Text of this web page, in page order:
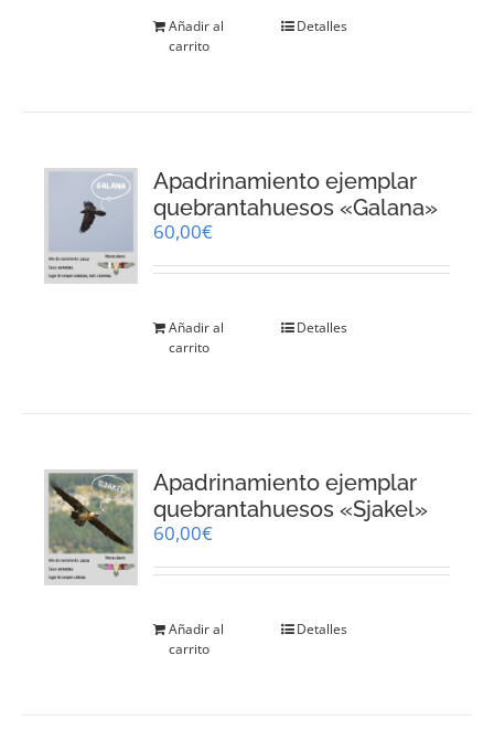
Añadir al
carrito
Detalles
Apadrinamiento ejemplar
quebrantahuesos «Galana»
60,00€
Añadir al
carrito
Detalles
Apadrinamiento ejemplar
quebrantahuesos «Sjakel»
60,00€
Añadir al
carrito
Detalles